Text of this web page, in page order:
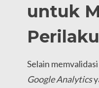
untuk
Selain
Google Analytics